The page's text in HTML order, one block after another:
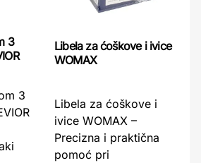
3
3
Libela za ćoškove i ivice
WOMAX
Libela za ćoškove i
ivice WOMAX –
Precizna i praktična
pomoć pri